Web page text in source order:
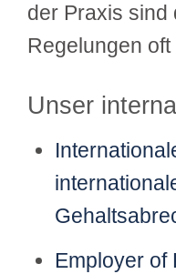
der Praxis sind
Regelungen
Unser
Employer of